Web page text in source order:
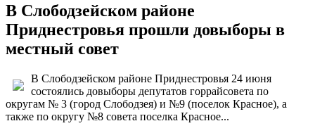
В Слободзейском районе
Приднестровья прошли довыборы в
местный совет
В Слободзейском районе Приднестровья 24 июня
состоялись довыборы депутатов горрайсовета по
округам № 3 (город Слободзея) и №9 (поселок Красное), а
также по округу №8 совета поселка Красное...